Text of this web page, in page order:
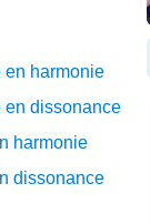
en harmonie
en dissonance
harmonie
dissonance